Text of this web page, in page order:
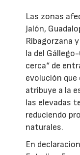
Las zonas
Jalón,
Ribagorzana
la del
cerca“ de
evolución que
atribuye a la
las elevadas
reduciendo
naturales.
En